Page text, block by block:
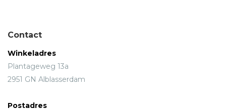
Contact
Winkeladres
Plantageweg 13a
2951 GN Alblasserdam
Postadres